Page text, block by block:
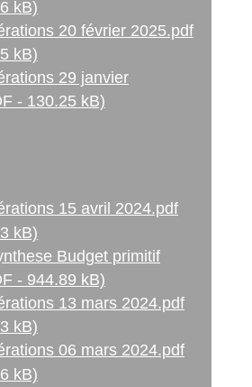
kB)
20 février 2025.pdf
kB)
29 janvier
- 130.25 kB)
15 avril 2024.pdf
kB)
Budget primitif
- 944.89 kB)
13 mars 2024.pdf
kB)
06 mars 2024.pdf
kB)